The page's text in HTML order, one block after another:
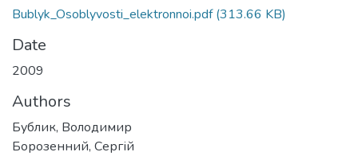
Bublyk_Osoblyvosti_elektronnoi.pdf(313.66 KB)
Date
2009
Authors
Бублик, Володимир
Борозенний, Сергій